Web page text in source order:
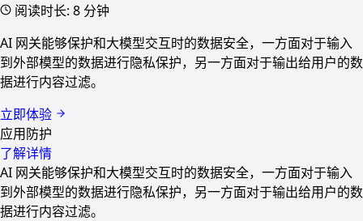
阅读时长: 8 分钟
AI 网关能够保护和大模型交互时的数据安全，一方面对于输入
到外部模型的数据进行隐私保护，另一方面对于输出给用户的数
据进行内容过滤。
立即体验
应用防护
了解详情
AI 网关能够保护和大模型交互时的数据安全，一方面对于输入
到外部模型的数据进行隐私保护，另一方面对于输出给用户的数
据进行内容过滤。